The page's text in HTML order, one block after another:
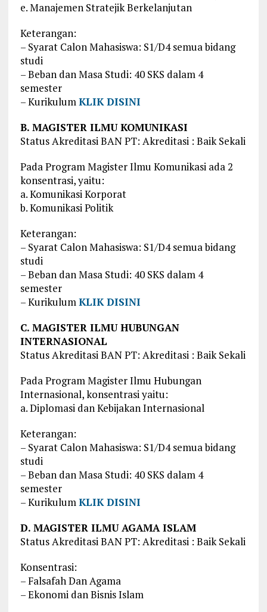
e. Manajemen Stratejik Berkelanjutan
Keterangan:
– Syarat Calon Mahasiswa: S1/D4 semua bidang
studi
– Beban dan Masa Studi: 40 SKS dalam 4
semester
– KurikulumKLIK DISINI
B. MAGISTER ILMU KOMUNIKASI
Status Akreditasi BAN PT: Akreditasi : Baik Sekali
Pada Program Magister Ilmu Komunikasi ada 2
konsentrasi, yaitu:
a. Komunikasi Korporat
b. Komunikasi Politik
Keterangan:
– Syarat Calon Mahasiswa: S1/D4 semua bidang
studi
– Beban dan Masa Studi: 40 SKS dalam 4
semester
– KurikulumKLIK DISINI
C. MAGISTER ILMU HUBUNGAN
INTERNASIONAL
Status Akreditasi BAN PT: Akreditasi : Baik Sekali
Pada Program Magister Ilmu Hubungan
Internasional, konsentrasi yaitu:
a. Diplomasi dan Kebijakan Internasional
Keterangan:
– Syarat Calon Mahasiswa: S1/D4 semua bidang
studi
– Beban dan Masa Studi: 40 SKS dalam 4
semester
– KurikulumKLIK DISINI
D. MAGISTER ILMU AGAMA ISLAM
Status Akreditasi BAN PT: Akreditasi : Baik Sekali
Konsentrasi:
– Falsafah Dan Agama
– Ekonomi dan Bisnis Islam